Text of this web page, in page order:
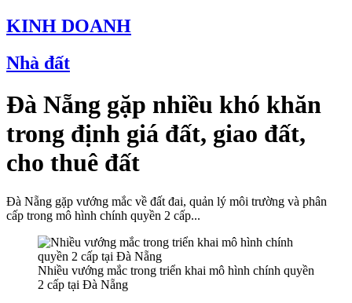
KINH DOANH
Nhà đất
Đà Nẵng gặp nhiều khó khăn
trong định giá đất, giao đất,
cho thuê đất
Đà Nẵng gặp vướng mắc về đất đai, quản lý môi trường và phân
cấp trong mô hình chính quyền 2 cấp...
Nhiều vướng mắc trong triển khai mô hình chính quyền
2 cấp tại Đà Nẵng